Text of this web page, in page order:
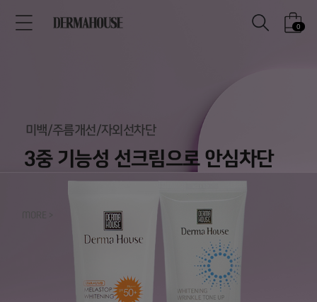
0
미백/주름개선/자외선차단
3중 기능성 선크림으로 안심차단